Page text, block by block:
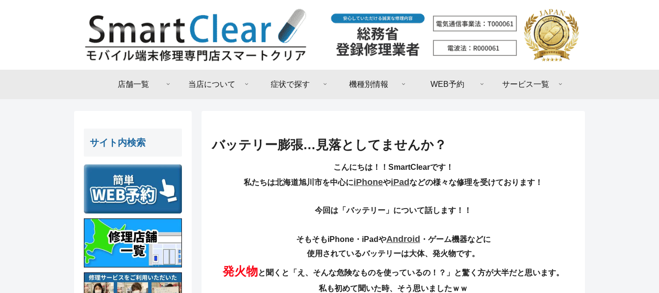
店舗一覧 当店について 症状で探す 機種別情報 WEB予約 サービス一覧
バッテリー膨張…見落としてませんか？
こんにちは！！SmartClearです！
私たちは北海道旭川市を中心にiPhoneやiPadなどの様々な修理を受けております！
今回は「バッテリー」について話します！！
そもそもiPhone・iPadやAndroid ・ゲーム機器などに
使用されているバッテリーは大体、発火物です。
発火物と聞くと「え、そんな危険なものを使っているの！？」と驚く方が大半だと思います。
私も初めて聞いた時、そう思いましたｗｗ
サイト内検索